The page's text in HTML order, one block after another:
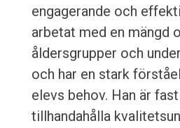
engagerande och
arbetat med en mängd
åldersgrupper och
och har en stark
elevs behov. Han är
tillhandahålla